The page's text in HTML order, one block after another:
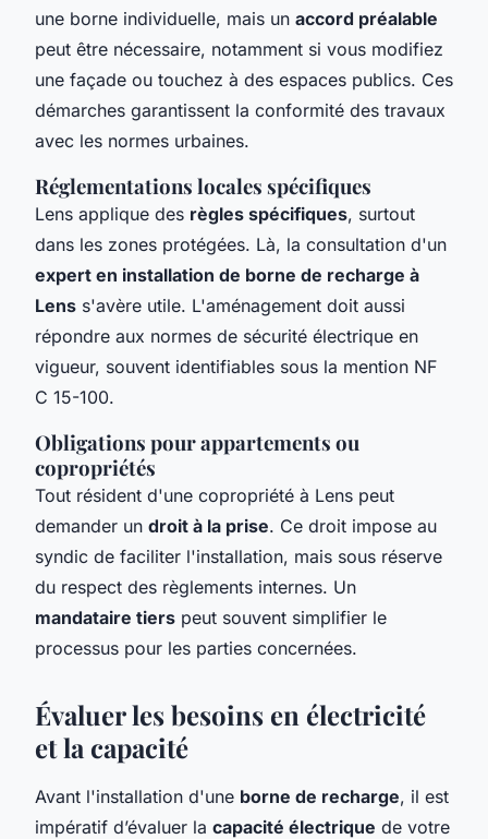
une borne individuelle, mais un accord préalable
peut être nécessaire, notamment si vous modifiez
une façade ou touchez à des espaces publics. Ces
démarches garantissent la conformité des travaux
avec les normes urbaines.
Réglementations locales spécifiques
Lens applique des règles spécifiques, surtout
dans les zones protégées. Là, la consultation d'un
expert en installation de borne de recharge à
Lens s'avère utile. L'aménagement doit aussi
répondre aux normes de sécurité électrique en
vigueur, souvent identifiables sous la mention NF
C 15-100.
Obligations pour appartements ou
copropriétés
Tout résident d'une copropriété à Lens peut
demander un droit à la prise. Ce droit impose au
syndic de faciliter l'installation, mais sous réserve
du respect des règlements internes. Un
mandataire tiers peut souvent simplifier le
processus pour les parties concernées.
Évaluer les besoins en électricité
et la capacité
Avant l'installation d'une borne de recharge, il est
impératif d’évaluer la capacité électrique de votre